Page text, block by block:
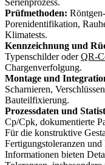
Prüfmethoden:
Porenidentifikation,
Klimatests.
Kennzeichnung und
Typenschilder oderQR-
Chargenverfolgung.
Montage und
Scharnieren,
Bauteilfixierung.
Prozessdaten und
Cp/Cpk, dokumentierte
Für die konstruktive
Fertigungstoleranzen
Informationen bieten